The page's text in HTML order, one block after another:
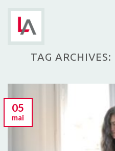
content
TAG ARCHIVES:
05
mai